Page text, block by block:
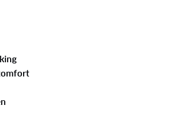
in en rondom huis. Het
en de zachte materialen maken
voor relaxte momenten.
van de dag tot een